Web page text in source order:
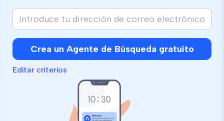
Crea un Agente de Búsqueda gratuito
Editar criterios